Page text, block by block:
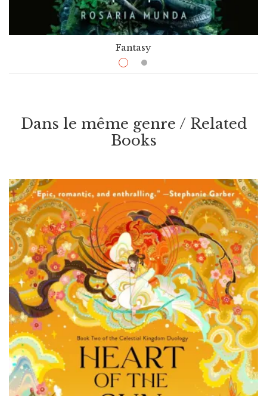
Fantasy
10.99 $36.50
Dans le même genre / Related
Books